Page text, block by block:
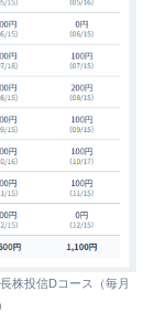
株投信Dコース（毎月